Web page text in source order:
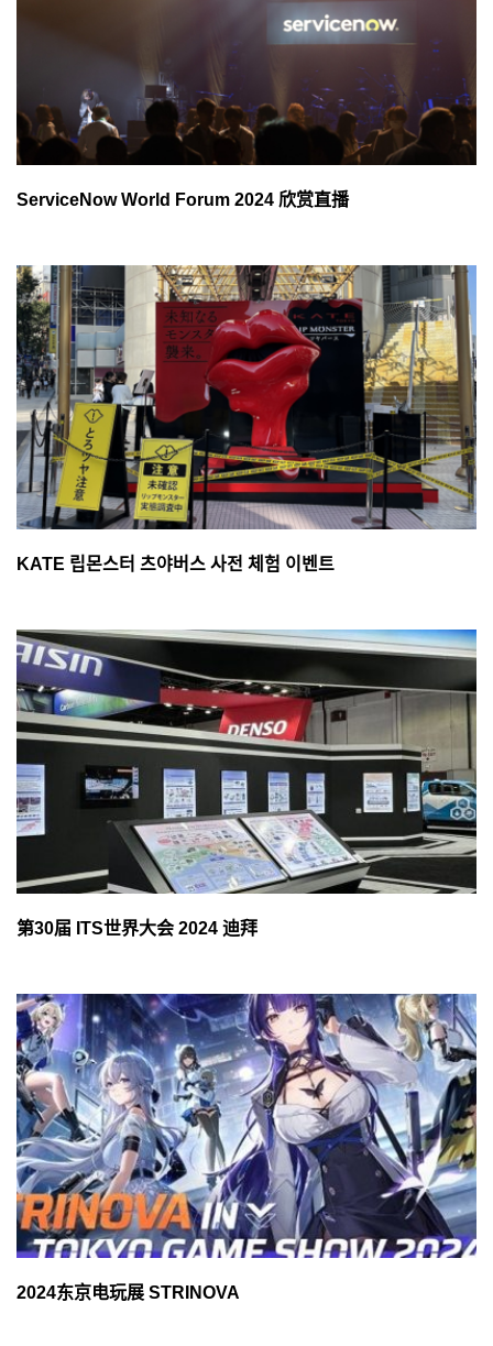
ServiceNow World Forum 2024 欣赏直播
KATE 립몬스터 츠야버스 사전 체험 이벤트
第30届 ITS世界大会 2024 迪拜
2024东京电玩展 STRINOVA